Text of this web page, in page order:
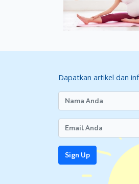
Dapatkan artikel dan
Sign Up